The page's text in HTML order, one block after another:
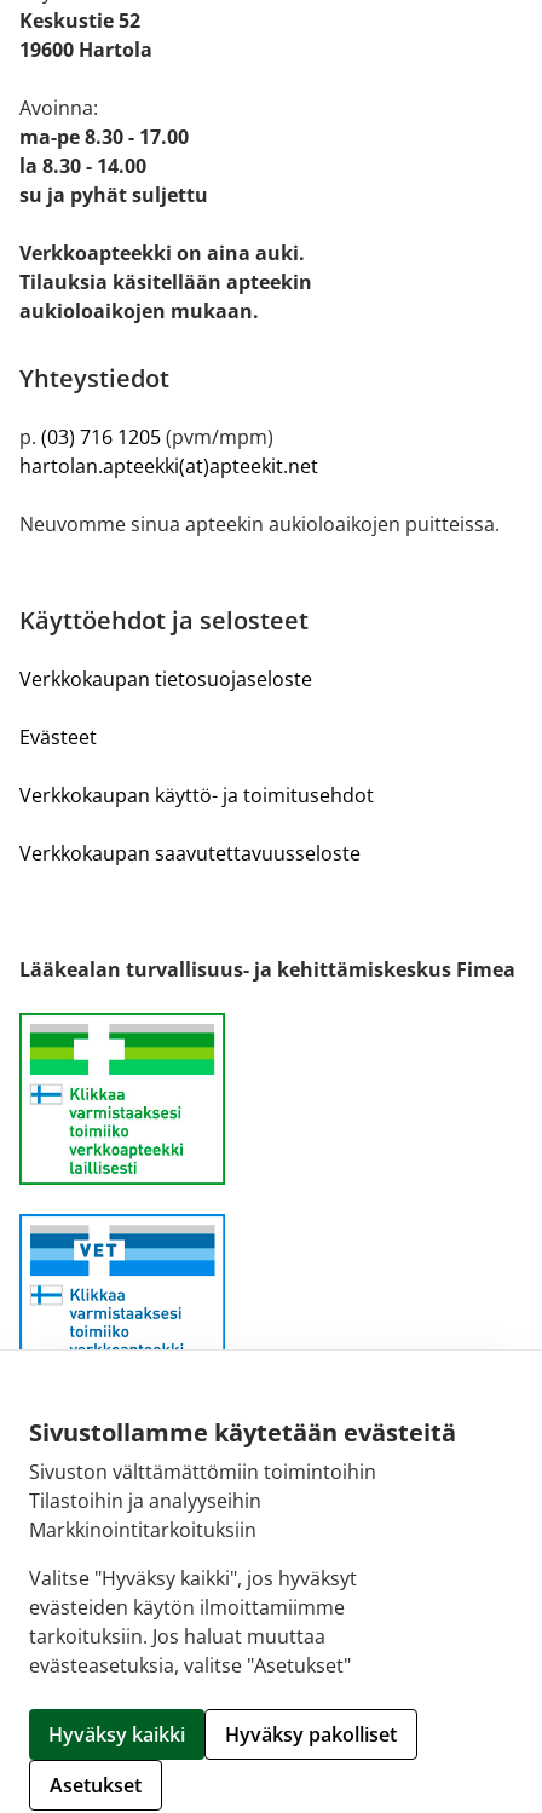
Sivustollamme käytetään evästeitä
Sivuston välttämättömiin toimintoihin
Tilastoihin ja analyyseihin
Markkinointitarkoituksiin
Valitse "Hyväksy kaikki", jos hyväksyt
evästeiden käytön ilmoittamiimme
tarkoituksiin. Jos haluat muuttaa
evästeasetuksia, valitse "Asetukset"
Hyväksy kaikki
Hyväksy pakolliset
Asetukset
Keskustie 52
19600 Hartola
Avoinna:
ma-pe 8.30 - 17.00
la 8.30 - 14.00
su ja pyhät suljettu
Verkkoapteekki on aina auki.
Tilauksia käsitellään apteekin
aukioloaikojen mukaan.
Yhteystiedot
p. (03) 716 1205(pvm/mpm)
hartolan.apteekki(at)apteekit.net
Neuvomme sinua apteekin aukioloaikojen puitteissa.
Käyttöehdot ja selosteet
Verkkokaupan tietosuojaseloste
Evästeet
Verkkokaupan käyttö- ja toimitusehdot
Verkkokaupan saavutettavuusseloste
Lääkealan turvallisuus- ja kehittämiskeskus Fimea
Sähköpostiosoite:
kirjaamo@fimea.fi
Fimean vaihde:
029 522 3341
Hallitse evästeitä